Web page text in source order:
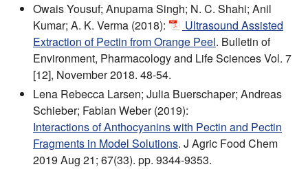
Owais Yousuf; Anupama Singh; N. C. Shahi; Anil
Kumar; A. K. Verma (2018):
Ultrasound Assisted
Extraction of Pectin from Orange Peel. Bulletin of
Environment, Pharmacology and Life Sciences Vol. 7
[12], November 2018. 48-54.
Lena Rebecca Larsen; Julia Buerschaper; Andreas
Schieber; Fabian Weber (2019):
Interactions of Anthocyanins with Pectin and Pectin
Fragments in Model Solutions. J Agric Food Chem
2019 Aug 21; 67(33). pp. 9344-9353.